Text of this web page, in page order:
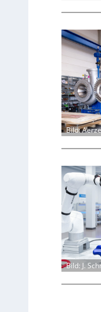
Bild:
Bild: J.